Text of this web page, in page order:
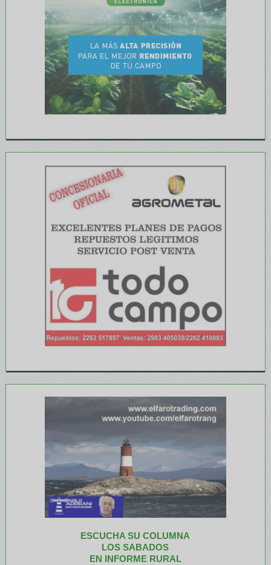
ESCUCHA SU COLUMNA
LOS SABADOS
EN INFORME RURAL